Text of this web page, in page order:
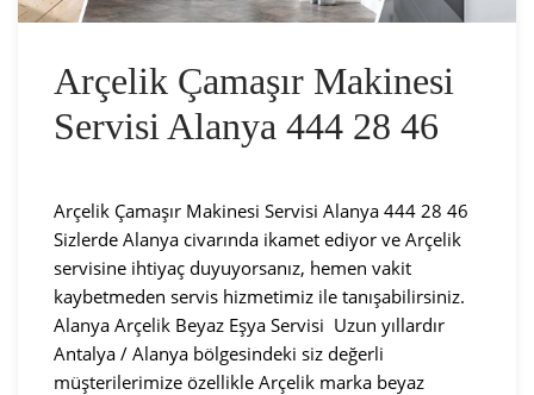
Arçelik Çamaşır Makinesi
Servisi Alanya 444 28 46
Arçelik Çamaşır Makinesi Servisi Alanya 444 28 46
Sizlerde Alanya civarında ikamet ediyor ve Arçelik
servisine ihtiyaç duyuyorsanız, hemen vakit
kaybetmeden servis hizmetimiz ile tanışabilirsiniz.
Alanya Arçelik Beyaz Eşya Servisi Uzun yıllardır
Antalya / Alanya bölgesindeki siz değerli
müşterilerimize özellikle Arçelik marka beyaz